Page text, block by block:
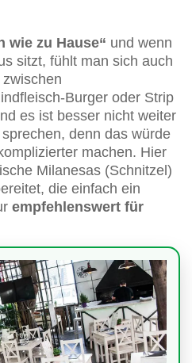
wie zu Hause“ und wenn
sitzt, fühlt man sich auch
Burger oder Strip
es ist besser nicht weiter
denn das würde
machen. Hier
Milanesas (Schnitzel)
die einfach ein
empfehlenswert für